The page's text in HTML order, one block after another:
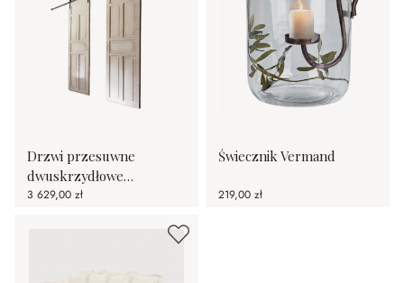
Drzwi przesuwne
dwuskrzydłowe
Mallothra
3 629,00 zł
Świecznik Vermand
219,00 zł